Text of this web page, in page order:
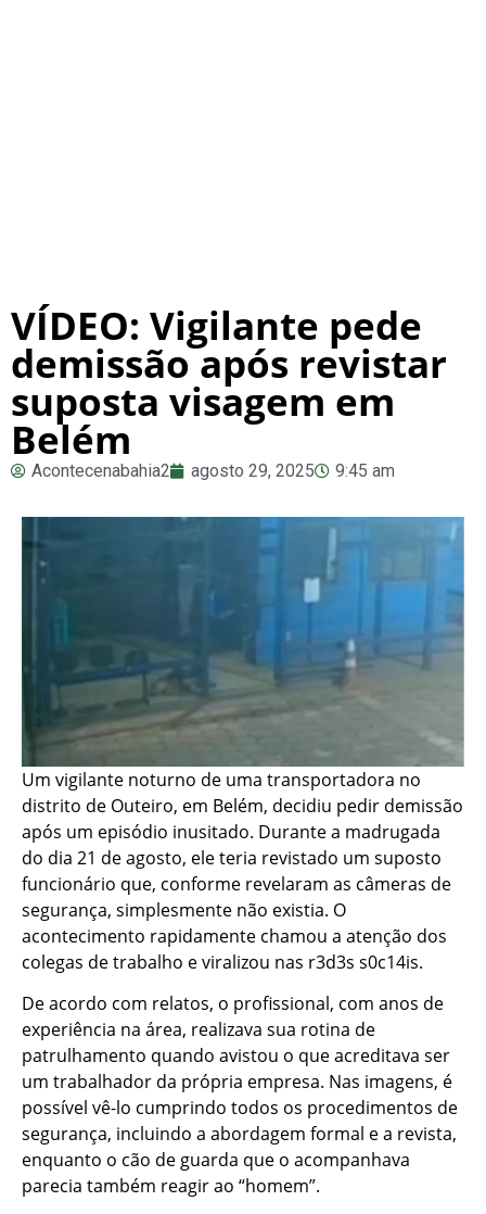
VÍDEO: Vigilante pede
demissão após revistar
suposta visagem em
Belém
Acontecenabahia2 agosto 29, 2025 9:45 am
Um vigilante noturno de uma transportadora no
distrito de Outeiro, em Belém, decidiu pedir demissão
após um episódio inusitado. Durante a madrugada
do dia 21 de agosto, ele teria revistado um suposto
funcionário que, conforme revelaram as câmeras de
segurança, simplesmente não existia. O
acontecimento rapidamente chamou a atenção dos
colegas de trabalho e viralizou nas r3d3s s0c14is.
De acordo com relatos, o profissional, com anos de
experiência na área, realizava sua rotina de
patrulhamento quando avistou o que acreditava ser
um trabalhador da própria empresa. Nas imagens, é
possível vê-lo cumprindo todos os procedimentos de
segurança, incluindo a abordagem formal e a revista,
enquanto o cão de guarda que o acompanhava
parecia também reagir ao “homem”.